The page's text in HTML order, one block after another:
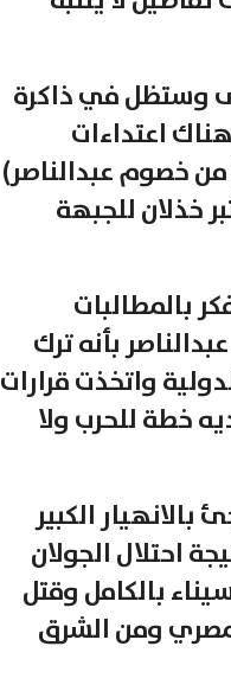
وستظل في ذاكرة
اعتداءات
من خصوم عبدالناصر)
خذلان للجبهة
بالمطالبات
بأنه ترك
واتخذت قرارات
خطة للحرب ولا
الكبير
احتلال الجولان
بالكامل وقتل
ومن الشرق